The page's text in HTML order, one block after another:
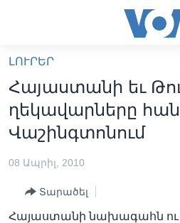
հիմնական
բովանդակությանը
անցնել
հիմնական
բովանդակությանը
բովանդակություն
ԼՈՒՐԵՐ
ՍՓՅՈՒՌՔ
ԼՈՒՐԵՐ
Հայաստանի եւ
ղեկավարները
Վաշինգտոնում
08 Ապրիլ, 2010
Տարածել
Հայաստանի նախագահն ու